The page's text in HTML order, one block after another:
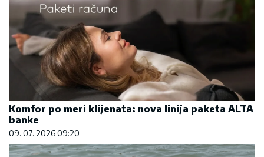
Komfor po meri klijenata: nova linija paketa ALTA
banke
09. 07. 2026 09:20